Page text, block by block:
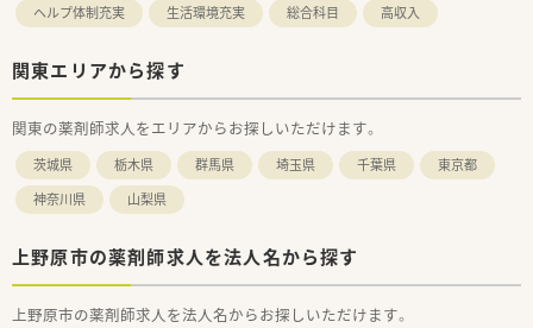
ヘルプ体制充実
生活環境充実 総合科目 高収入
関東エリアから探す
関東の薬剤師求人をエリアからお探しいただけます。
茨城県 栃木県 群馬県 埼玉県 千葉県
東京都
神奈川県
山梨県
上野原市の薬剤師求人を法人名から探す
上野原市の薬剤師求人を法人名からお探しいただけます。